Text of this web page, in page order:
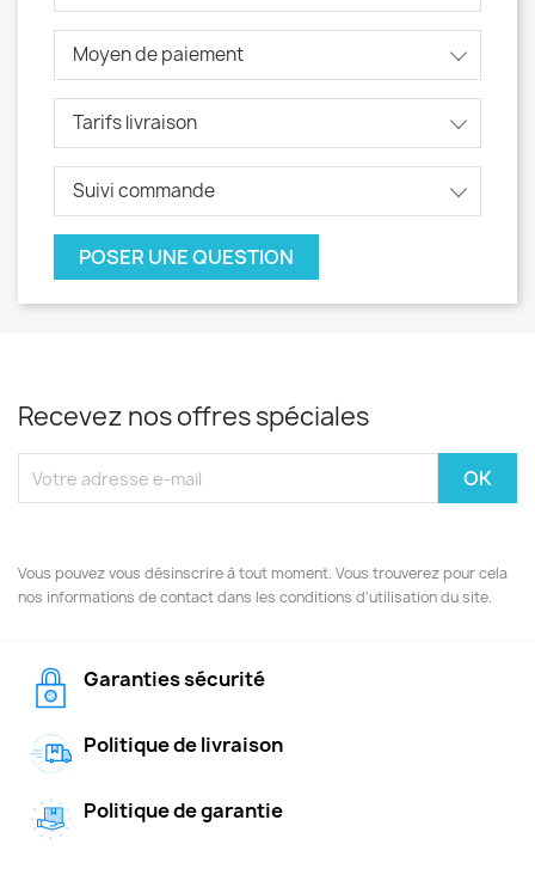
Moyen de paiement
Tarifs livraison
Suivi commande
POSER UNE QUESTION
Recevez nos offres spéciales
Vous pouvez vous désinscrire à tout moment. Vous trouverez pour cela
nos informations de contact dans les conditions d'utilisation du site.
Garanties sécurité
Politique de livraison
Politique de garantie